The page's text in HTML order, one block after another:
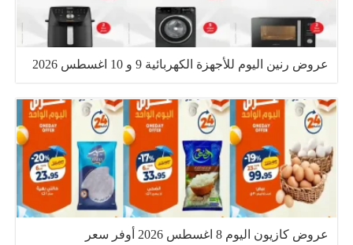
عروض رنين اليوم للأجهزة الكهربائية 9 و 10 اغسطس 2026
عروض كازيون اليوم 8 اغسطس 2026 أوفر سعر